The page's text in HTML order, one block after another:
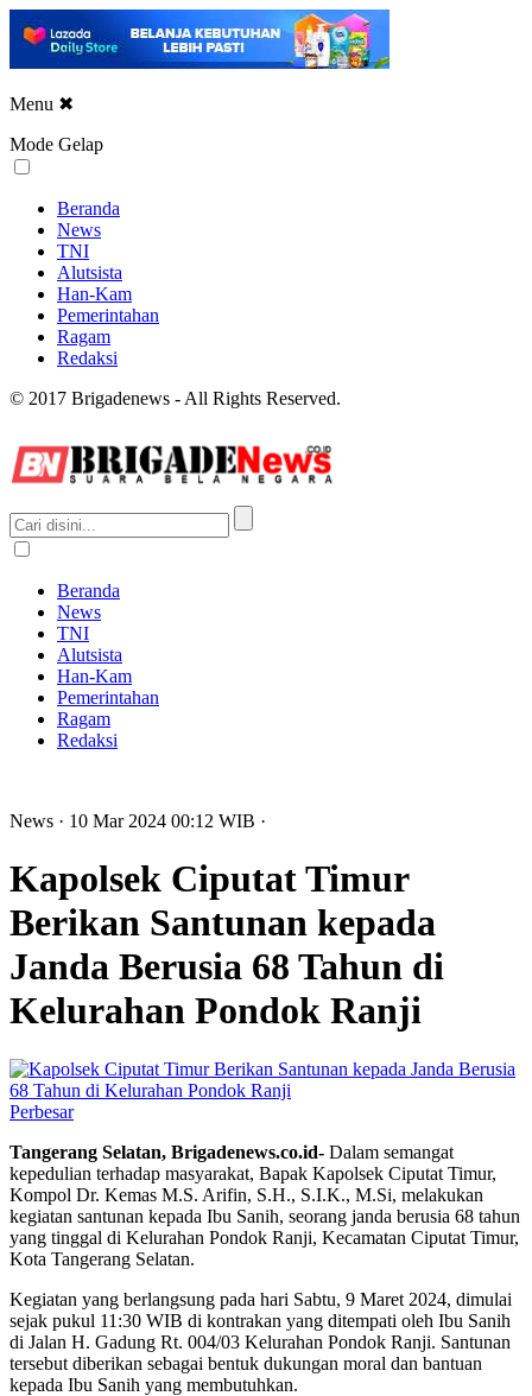
Menu ✖
Mode Gelap
Beranda
News
TNI
Alutsista
Han-Kam
Pemerintahan
Ragam
Redaksi
© 2017 Brigadenews - All Rights Reserved.
Beranda
News
TNI
Alutsista
Han-Kam
Pemerintahan
Ragam
Redaksi
News · 10 Mar 2024 00:12 WIB ·
Kapolsek Ciputat Timur
Berikan Santunan kepada
Janda Berusia 68 Tahun di
Kelurahan Pondok Ranji
Perbesar
Tangerang Selatan, Brigadenews.co.id- Dalam semangat
kepedulian terhadap masyarakat, Bapak Kapolsek Ciputat Timur,
Kompol Dr. Kemas M.S. Arifin, S.H., S.I.K., M.Si, melakukan
kegiatan santunan kepada Ibu Sanih, seorang janda berusia 68 tahun
yang tinggal di Kelurahan Pondok Ranji, Kecamatan Ciputat Timur,
Kota Tangerang Selatan.
Kegiatan yang berlangsung pada hari Sabtu, 9 Maret 2024, dimulai
sejak pukul 11:30 WIB di kontrakan yang ditempati oleh Ibu Sanih
di Jalan H. Gadung Rt. 004/03 Kelurahan Pondok Ranji. Santunan
tersebut diberikan sebagai bentuk dukungan moral dan bantuan
kepada Ibu Sanih yang membutuhkan.